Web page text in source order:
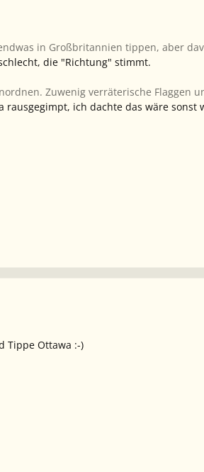
in Großbritannien tippen, aber
die "Richtung" stimmt.
Zuwenig verräterische Flaggen
rausgegimpt, ich dachte das wäre sonst
Tippe Ottawa :-)